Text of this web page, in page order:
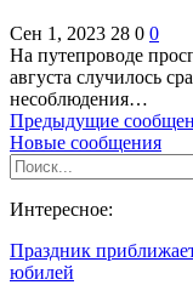
Сен 1, 2023 28 0 0
На путепроводе
августа случилось
несоблюдения…
Предыдущие
Новые сообщения
Интересное:
Праздник
юбилей